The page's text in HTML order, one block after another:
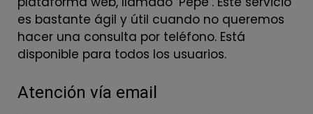
es bastante ágil y útil cuando no queremos
hacer una consulta por teléfono. Está
disponible para todos los usuarios.
Atención vía email